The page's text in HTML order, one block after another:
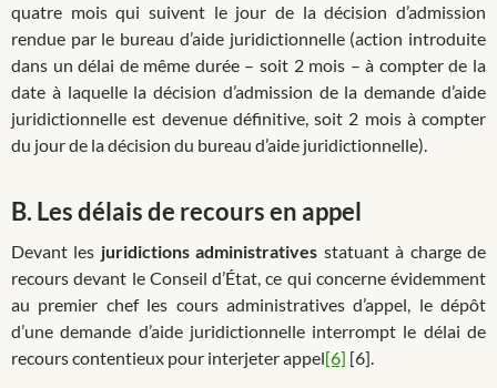
quatre mois qui suivent le jour de la décision d’admission
rendue par le bureau d’aide juridictionnelle (action introduite
dans un délai de même durée – soit 2 mois – à compter de la
date à laquelle la décision d’admission de la demande d’aide
juridictionnelle est devenue définitive, soit 2 mois à compter
du jour de la décision du bureau d’aide juridictionnelle).
B. Les délais de recours en appel
Devant les juridictions administratives statuant à charge de
recours devant le Conseil d’État, ce qui concerne évidemment
au premier chef les cours administratives d’appel, le dépôt
d’une demande d’aide juridictionnelle interrompt le délai de
recours contentieux pour interjeter appel[6] [6].